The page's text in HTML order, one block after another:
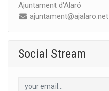
Ajuntament d'Alaró
ajuntament@ajalaro.net
Social Stream